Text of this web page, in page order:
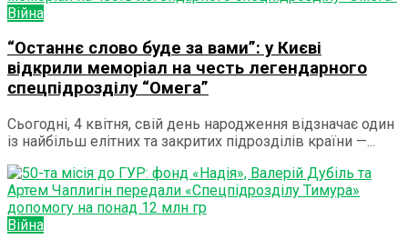
Війна
“Останнє слово буде за вами”: у Києві
відкрили меморіал на честь легендарного
спецпідрозділу “Омега”
Сьогодні, 4 квітня, свій день народження відзначає один
із найбільш елітних та закритих підрозділів країни —...
Війна